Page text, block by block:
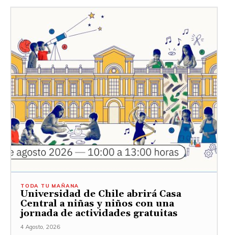
TODA TU MAÑANA
Universidad de Chile abrirá Casa
Central a niñas y niños con una
jornada de actividades gratuitas
4 Agosto, 2026